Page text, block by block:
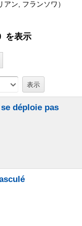
ン, フランソワ）
を表示
déploie pas